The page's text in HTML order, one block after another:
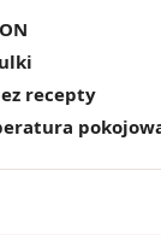
recepty